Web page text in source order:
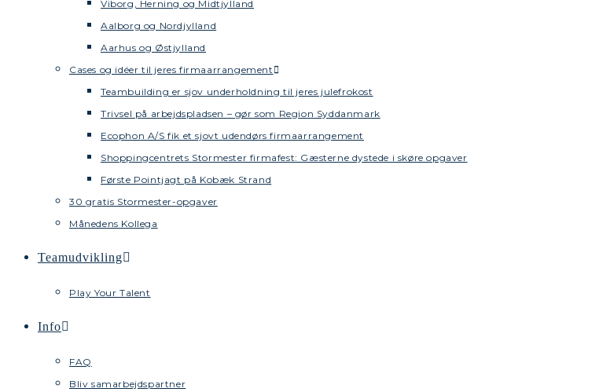
Viborg, Herning og Midtjylland
Aalborg og Nordjylland
Aarhus og Østjylland
Cases og idéer til jeres firmaarrangement
Teambuilding er sjov underholdning til jeres julefrokost
Trivsel på arbejdspladsen – gør som Region Syddanmark
Ecophon A/S fik et sjovt udendørs firmaarrangement
Shoppingcentrets Stormester firmafest: Gæsterne dystede i skøre opgaver
Første Pointjagt på Kobæk Strand
30 gratis Stormester-opgaver
Månedens Kollega
Teamudvikling
Play Your Talent
Info
FAQ
Bliv samarbejdspartner